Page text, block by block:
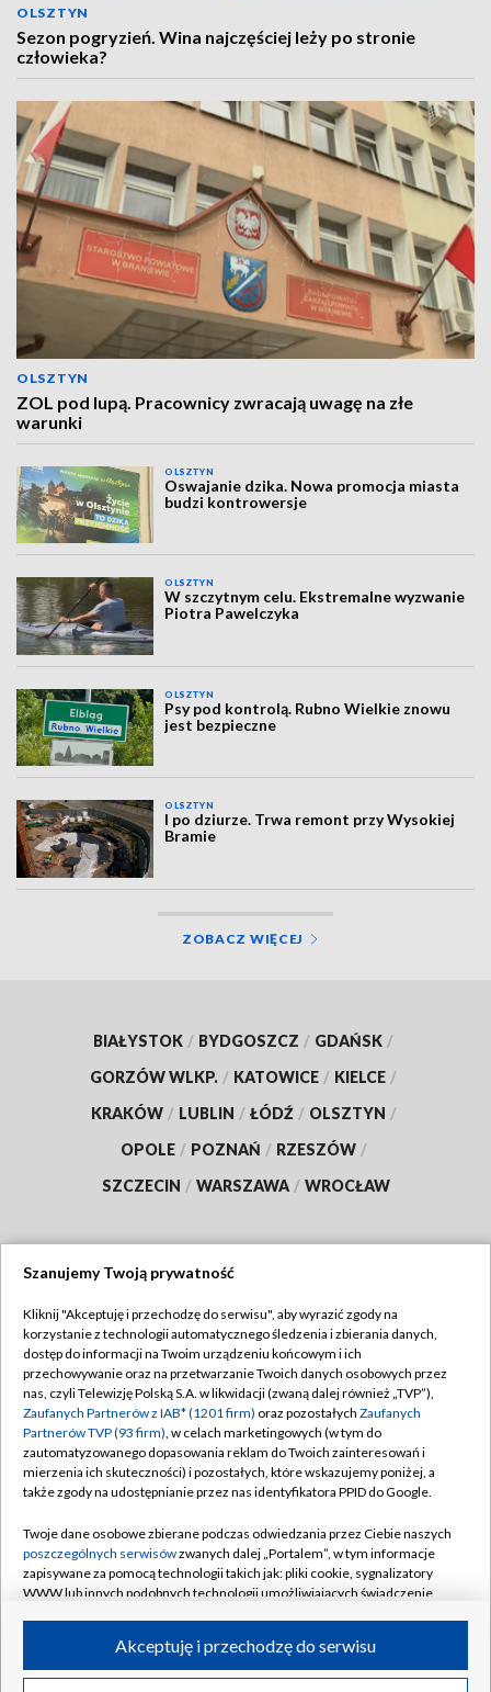
OLSZTYN
Sezon pogryzień. Wina najczęściej leży po stronie
człowieka?
OLSZTYN
ZOL pod lupą. Pracownicy zwracają uwagę na złe
warunki
OLSZTYN
Oswajanie dzika. Nowa promocja miasta
budzi kontrowersje
OLSZTYN
W szczytnym celu. Ekstremalne wyzwanie
Piotra Pawelczyka
OLSZTYN
Psy pod kontrolą. Rubno Wielkie znowu
jest bezpieczne
OLSZTYN
I po dziurze. Trwa remont przy Wysokiej
Bramie
ZOBACZ WIĘCEJ
BIAŁYSTOK / BYDGOSZCZ / GDAŃSK /
GORZÓW WLKP. / KATOWICE / KIELCE /
KRAKÓW / LUBLIN / ŁÓDŹ / OLSZTYN /
OPOLE / POZNAŃ / RZESZÓW /
SZCZECIN / WARSZAWA / WROCŁAW
TVP
Abonament TVP
Emisja w TVP
Centrum informacji TVP
Naziemna Telewizja Cyfrowa
Rada Programowa
System NOS
Informacje o nadawcy
Program dla prasy
Regulamin TVP
Polityka prywatności
Moje zgody
Pomoc
Kontakt
Kanały
©2026 Telewizja Polska S.A. w likwidacji
Szanujemy Twoją prywatność
Kliknij "Akceptuję i przechodzę do serwisu", aby wyrazić zgody na
korzystanie z technologii automatycznego śledzenia i zbierania danych,
dostęp do informacji na Twoim urządzeniu końcowym i ich
przechowywanie oraz na przetwarzanie Twoich danych osobowych przez
nas, czyli Telewizję Polską S.A. w likwidacji (zwaną dalej również „TVP”),
Zaufanych Partnerów z IAB* (1201 firm) oraz pozostałych Zaufanych
Partnerów TVP (93 firm), w celach marketingowych (w tym do
zautomatyzowanego dopasowania reklam do Twoich zainteresowań i
mierzenia ich skuteczności) i pozostałych, które wskazujemy poniżej, a
także zgody na udostępnianie przez nas identyfikatora PPID do Google.
Twoje dane osobowe zbierane podczas odwiedzania przez Ciebie naszych
poszczególnych serwisówzwanych dalej „Portalem”, w tym informacje
zapisywane za pomocą technologii takich jak: pliki cookie, sygnalizatory
WWW lub innych podobnych technologii umożliwiających świadczenie
ruchu w Internecie.Akceptuję i przechodzę do serwisu